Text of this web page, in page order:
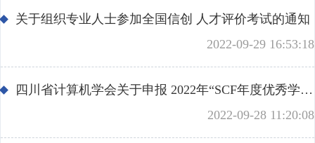
关于组织专业人士参加全国信创 人才评价考试的通知
2022-09-29 16:53:18
四川省计算机学会关于申报 2022年“SCF年度优秀学生论文奖”的通知
2022-09-28 11:20:08